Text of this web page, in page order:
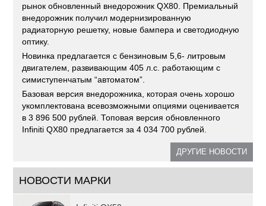
рынок обновленный внедорожник QX80. Премиальный
внедорожник получил модернизированную
радиаторную решетку, новые бампера и светодиодную
оптику.
Новинка предлагается с бензиновым 5,6- литровым
двигателем, развивающим 405 л.с. работающим с
симиступенчатым “автоматом”.
Базовая версия внедорожника, которая очень хорошо
укомплектована всевозможными опциями оценивается
в 3 896 500 рублей. Топовая версия обновленного
Infiniti QX80 предлагается за 4 034 700 рублей.
ДРУГИЕ НОВОСТИ
НОВОСТИ МАРКИ